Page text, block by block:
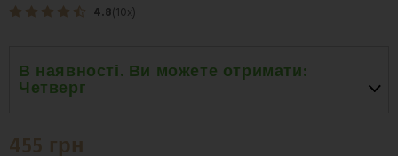
4.8(10x)
В наявності. Ви можете отримати:
Четверг
Четверг 20.08
455 грн